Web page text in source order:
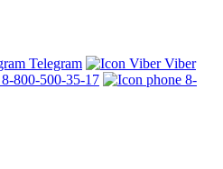
Telegram
Viber
8-800-500-35-17
8-